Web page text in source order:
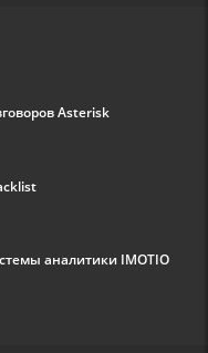
Asterisk
аналитики IMOTIO